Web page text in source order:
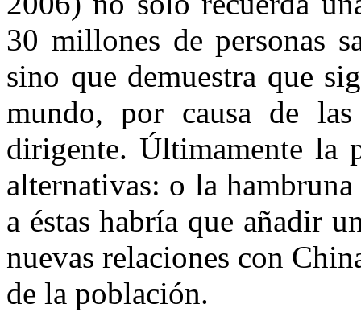
30 millones de personas
sino que demuestra que
mundo, por causa de
dirigente. Últimamente la
alternativas: o la
a éstas habría que añadir
nuevas relaciones con
de la población.